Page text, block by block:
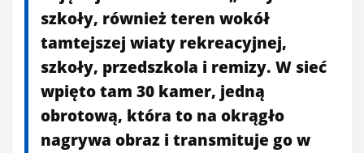
szkoły, również teren wokół
tamtejszej wiaty rekreacyjnej,
szkoły, przedszkola i remizy. W sieć
wpięto tam 30 kamer, jedną
obrotową, która to na okrągło
nagrywa obraz i transmituje go w